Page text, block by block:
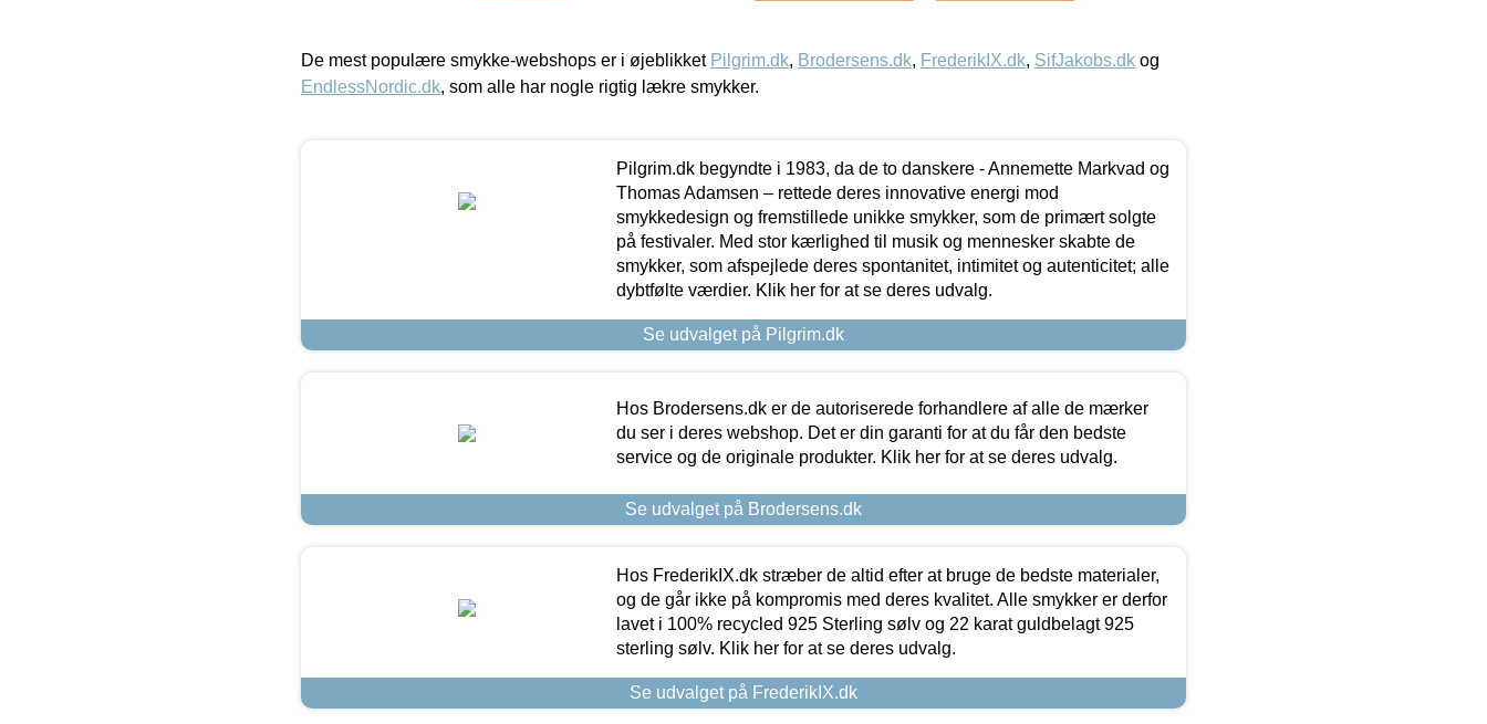
De mest populære smykke-webshops er i øjeblikket Pilgrim.dk, Brodersens.dk, FrederikIX.dk, SifJakobs.dk og
EndlessNordic.dk, som alle har nogle rigtig lækre smykker.
Pilgrim.dk begyndte i 1983, da de to danskere - Annemette Markvad og
Thomas Adamsen – rettede deres innovative energi mod
smykkedesign og fremstillede unikke smykker, som de primært solgte
på festivaler. Med stor kærlighed til musik og mennesker skabte de
smykker, som afspejlede deres spontanitet, intimitet og autenticitet; alle
dybtfølte værdier. Klik her for at se deres udvalg.
Se udvalget på Pilgrim.dk
Hos Brodersens.dk er de autoriserede forhandlere af alle de mærker
du ser i deres webshop. Det er din garanti for at du får den bedste
service og de originale produkter. Klik her for at se deres udvalg.
Se udvalget på Brodersens.dk
Hos FrederikIX.dk stræber de altid efter at bruge de bedste materialer,
og de går ikke på kompromis med deres kvalitet. Alle smykker er derfor
lavet i 100% recycled 925 Sterling sølv og 22 karat guldbelagt 925
sterling sølv. Klik her for at se deres udvalg.
Se udvalget på FrederikIX.dk